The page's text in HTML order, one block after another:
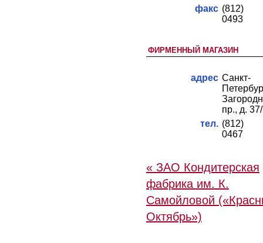
факс (812)
0493
ФИРМЕННЫЙ МАГАЗИН
адрес Санкт-
пр., д.
тел. (812)
0467
« ЗАО Кондитерская
фабрика им. К.
Самойловой
Октябрь»)